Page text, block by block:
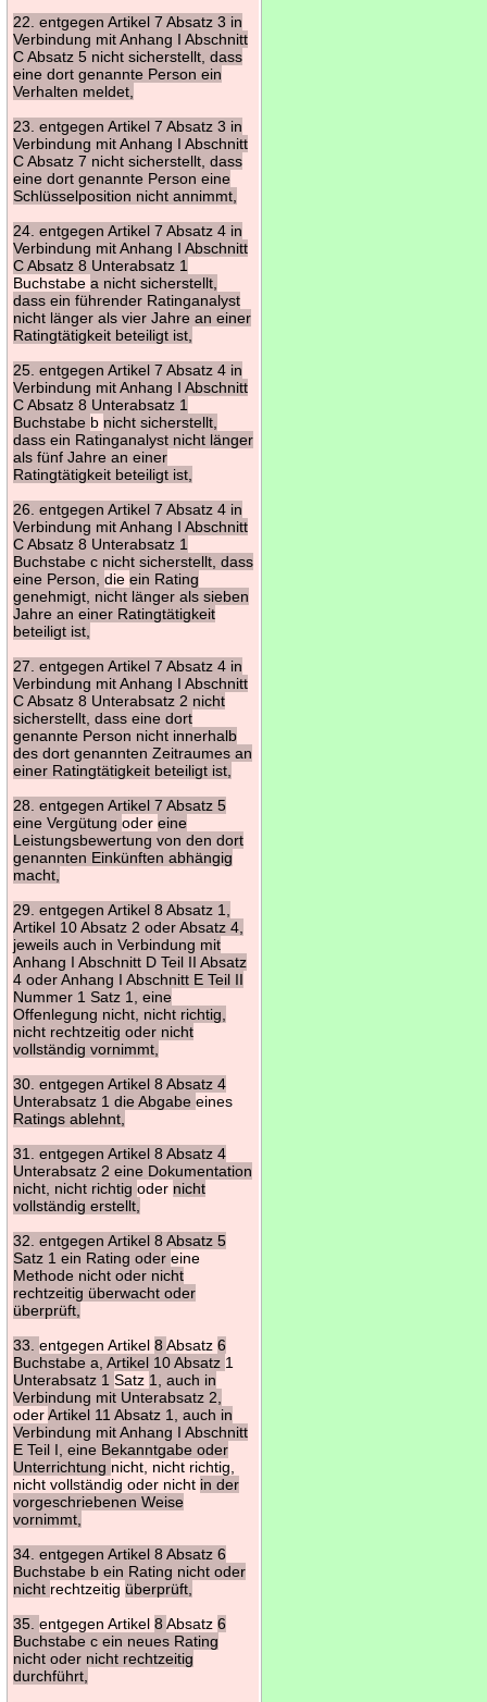
22. entgegen Artikel 7 Absatz 3 in
Verbindung mit Anhang I Abschnitt
C Absatz 5 nicht sicherstellt, dass
eine dort genannte Person ein
Verhalten meldet,
23. entgegen Artikel 7 Absatz 3 in
Verbindung mit Anhang I Abschnitt
C Absatz 7 nicht sicherstellt, dass
eine dort genannte Person eine
Schlüsselposition nicht annimmt,
24. entgegen Artikel 7 Absatz 4 in
Verbindung mit Anhang I Abschnitt
C Absatz 8 Unterabsatz 1
Buchstabea nicht sicherstellt,
dass ein führender Ratinganalyst
nicht länger als vier Jahre an einer
Ratingtätigkeit beteiligt ist,
25. entgegen Artikel 7 Absatz 4 in
Verbindung mit Anhang I Abschnitt
C Absatz 8 Unterabsatz 1
Buchstabe b nicht sicherstellt,
dass ein Ratinganalyst nicht länger
als fünf Jahre an einer
Ratingtätigkeit beteiligt ist,
26. entgegen Artikel 7 Absatz 4 in
Verbindung mit Anhang I Abschnitt
C Absatz 8 Unterabsatz 1
Buchstabe c nicht sicherstellt, dass
eine Person,dieein Rating
genehmigt, nicht länger als sieben
Jahre an einer Ratingtätigkeit
beteiligt ist,
27. entgegen Artikel 7 Absatz 4 in
Verbindung mit Anhang I Abschnitt
C Absatz 8 Unterabsatz 2 nicht
sicherstellt, dass eine dort
genannte Person nicht innerhalb
des dort genannten Zeitraumes an
einer Ratingtätigkeit beteiligt ist,
28. entgegen Artikel 7 Absatz 5
eine Vergütungodereine
Leistungsbewertung von den dort
genannten Einkünften abhängig
macht,
29. entgegen Artikel 8 Absatz 1,
Artikel 10 Absatz 2 oder Absatz 4,
jeweils auch in Verbindung mit
Anhang I Abschnitt D Teil II Absatz
4 oder Anhang I Abschnitt E Teil II
Nummer 1 Satz 1, eine
Offenlegung nicht, nicht richtig,
nicht rechtzeitig oder nicht
vollständig vornimmt,
30. entgegen Artikel 8 Absatz 4
Unterabsatz 1 die Abgabeeines
Ratings ablehnt,
31. entgegen Artikel 8 Absatz 4
Unterabsatz 2 eine Dokumentation
nicht, nicht richtigoder nicht
vollständig erstellt,
32. entgegen Artikel 8 Absatz 5
Satz 1 ein Rating odereine
Methode nicht oder nicht
rechtzeitig überwacht oder
überprüft,
33.entgegen Artikel8Absatz6
Buchstabe a, Artikel 10 Absatz 1
Unterabsatz 1Satz 1, auch in
Verbindung mit Unterabsatz 2,
oderArtikel 11 Absatz 1, auch in
Verbindung mit Anhang I Abschnitt
E Teil I, eine Bekanntgabe oder
Unterrichtung nicht, nicht richtig,
nicht vollständig oder nicht in der
vorgeschriebenen Weise
vornimmt,
34. entgegen Artikel 8 Absatz 6
Buchstabe b ein Rating nicht oder
nicht rechtzeitig überprüft,
35.entgegen Artikel8Absatz6
Buchstabe c ein neues Rating
nicht oder nicht rechtzeitig
durchführt,